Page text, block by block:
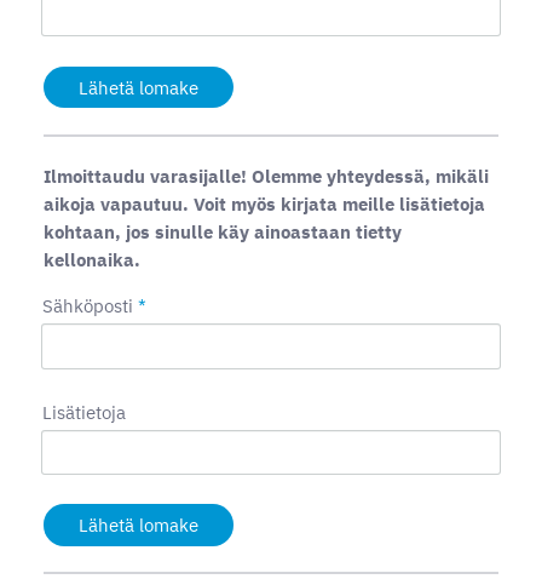
Lähetä lomake
Ilmoittaudu varasijalle! Olemme yhteydessä, mikäli
aikoja vapautuu. Voit myös kirjata meille lisätietoja
kohtaan, jos sinulle käy ainoastaan tietty
kellonaika.
Sähköposti *
Lisätietoja
Lähetä lomake